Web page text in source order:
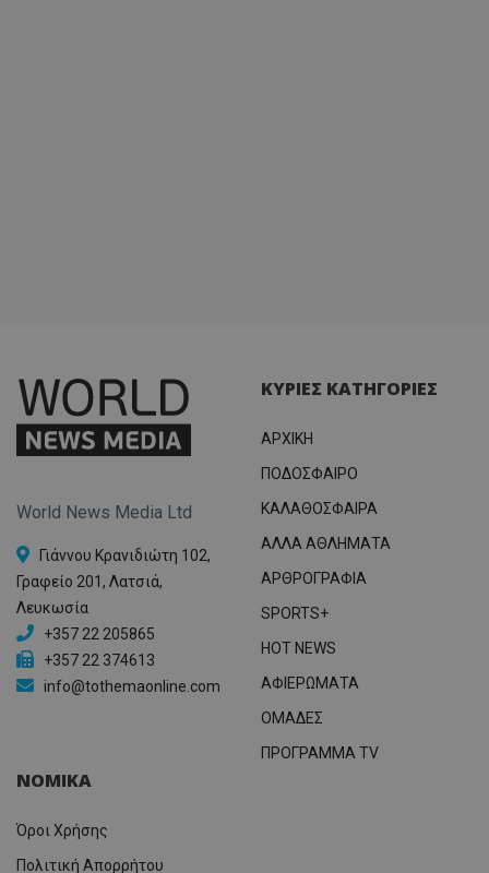
World News Media Ltd
Γιάννου Κρανιδιώτη 102,
Γραφείο 201, Λατσιά,
Λευκωσία
+357 22 205865
+357 22 374613
info@tothemaonline.com
ΚΥΡΙΕΣ ΚΑΤΗΓΟΡΙΕΣ
ΑΡΧΙΚΗ
ΠΟΔΟΣΦΑΙΡΟ
ΚΑΛΑΘΟΣΦΑΙΡΑ
ΑΛΛΑ ΑΘΛΗΜΑΤΑ
ΑΡΘΡΟΓΡΑΦΙΑ
SPORTS+
HOT NEWS
ΑΦΙΕΡΩΜΑΤΑ
ΟΜΑΔΕΣ
ΠΡΟΓΡΑΜΜΑ TV
ΝΟΜΙΚΑ
Όροι Χρήσης
Πολιτική Απορρήτου